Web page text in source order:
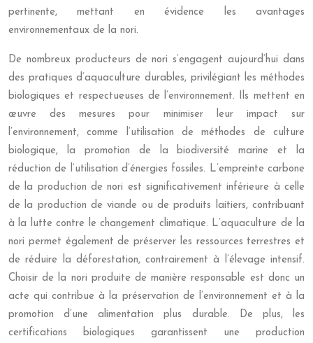
pertinente, mettant en évidence les avantages
environnementaux de la nori.
De nombreux producteurs de nori s’engagent aujourd’hui dans
des pratiques d’aquaculture durables, privilégiant les méthodes
biologiques et respectueuses de l’environnement. Ils mettent en
œuvre des mesures pour minimiser leur impact sur
l’environnement, comme l’utilisation de méthodes de culture
biologique, la promotion de la biodiversité marine et la
réduction de l’utilisation d’énergies fossiles. L’empreinte carbone
de la production de nori est significativement inférieure à celle
de la production de viande ou de produits laitiers, contribuant
à la lutte contre le changement climatique. L’aquaculture de la
nori permet également de préserver les ressources terrestres et
de réduire la déforestation, contrairement à l’élevage intensif.
Choisir de la nori produite de manière responsable est donc un
acte qui contribue à la préservation de l’environnement et à la
promotion d’une alimentation plus durable. De plus, les
certifications biologiques garantissent une production